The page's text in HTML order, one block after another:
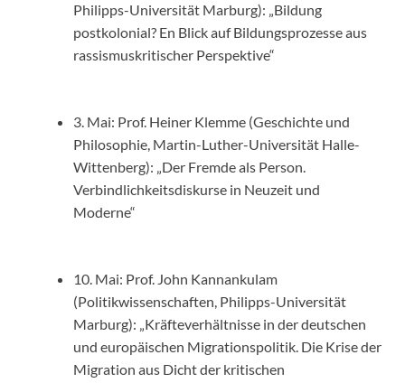
Philipps-Universität Marburg): „Bildung
postkolonial? En Blick auf Bildungsprozesse aus
rassismuskritischer Perspektive“
3. Mai: Prof. Heiner Klemme (Geschichte und
Philosophie, Martin-Luther-Universität Halle-
Wittenberg): „Der Fremde als Person.
Verbindlichkeitsdiskurse in Neuzeit und
Moderne“
10. Mai: Prof. John Kannankulam
(Politikwissenschaften, Philipps-Universität
Marburg): „Kräfteverhältnisse in der deutschen
und europäischen Migrationspolitik. Die Krise der
Migration aus Dicht der kritischen